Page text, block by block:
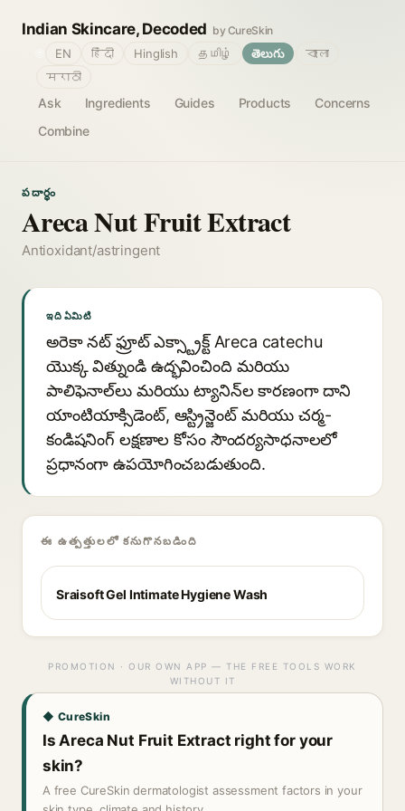
Indian Skincare, Decoded by CureSkin
Ask Ingredients Guides Products
Concerns
Combine
EN हिंदी Hinglish தமிழ் తెలుగు
বাংলা
मराठी
పదార్థం
Areca Nut Fruit Extract
Antioxidant/astringent
ఇది ఏమిటి
అరెకా నట్ ఫ్రూట్ ఎక్స్ట్రాక్ట్ Areca catechu
యొక్క విత్నుండి ఉద్భవించింది మరియు
పాలిఫెనాల్‌లు మరియు ట్యానిన్‌ల కారణంగా దాని
యాంటియాక్సిడెంట్, ఆస్ట్రిన్జెంట్ మరియు చర్మ-
కండిషనింగ్ లక్షణాల కోసం సౌందర్యసాధనాలలో
ప్రధానంగా ఉపయోగించబడుతుంది.
ఈ ఉత్పత్తులలో కనుగొనబడింది
Sraisoft Gel Intimate Hygiene Wash
PROMOTION · OUR OWN APP — THE FREE TOOLS WORK
WITHOUT IT
◆ CureSkin
Is Areca Nut Fruit Extract right for your
skin?
A free CureSkin dermatologist assessment factors in your